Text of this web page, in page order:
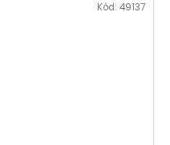
Kód: 49137